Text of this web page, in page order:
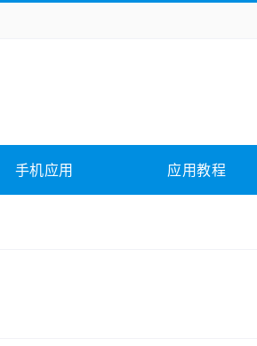
影音软件 插件下载
手机应用 应用教程